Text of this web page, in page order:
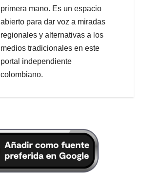
primera mano. Es un espacio
abierto para dar voz a miradas
regionales y alternativas a los
medios tradicionales en este
portal independiente
colombiano.